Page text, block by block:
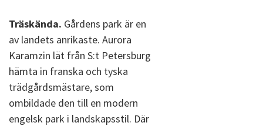
Träskända. Gårdens park är en
av landets anrikaste. Aurora
Karamzin lät från S:t Petersburg
hämta in franska och tyska
trädgårdsmästare, som
ombildade den till en modern
engelsk park i landskapsstil. Där